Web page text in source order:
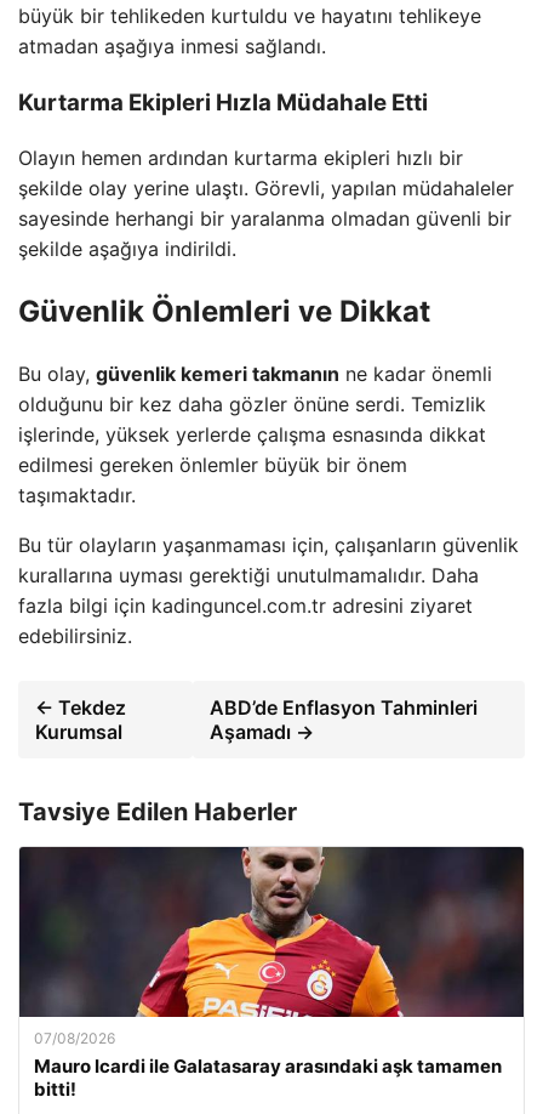
büyük bir tehlikeden kurtuldu ve hayatını tehlikeye
atmadan aşağıya inmesi sağlandı.
Kurtarma Ekipleri Hızla Müdahale Etti
Olayın hemen ardından kurtarma ekipleri hızlı bir
şekilde olay yerine ulaştı. Görevli, yapılan müdahaleler
sayesinde herhangi bir yaralanma olmadan güvenli bir
şekilde aşağıya indirildi.
Güvenlik Önlemleri ve Dikkat
Bu olay, güvenlik kemeri takmanın ne kadar önemli
olduğunu bir kez daha gözler önüne serdi. Temizlik
işlerinde, yüksek yerlerde çalışma esnasında dikkat
edilmesi gereken önlemler büyük bir önem
taşımaktadır.
Bu tür olayların yaşanmaması için, çalışanların güvenlik
kurallarına uyması gerektiği unutulmamalıdır. Daha
fazla bilgi için kadinguncel.com.tr adresini ziyaret
edebilirsiniz.
← Tekdez
Kurumsal
ABD’de Enflasyon Tahminleri
Aşamadı →
Tavsiye Edilen Haberler
07/08/2026
Mauro Icardi ile Galatasaray arasındaki aşk tamamen
bitti!